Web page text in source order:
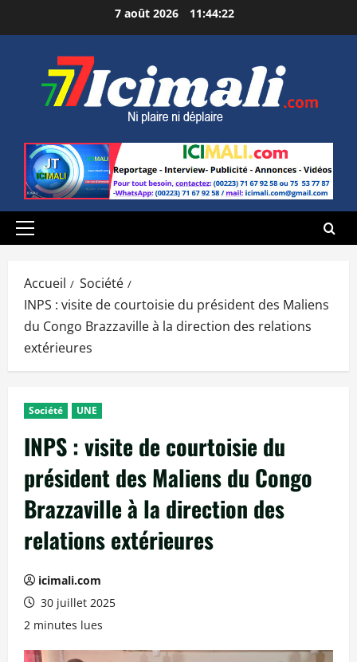
au
7 août 2026 11:44:23
Menu
Accueil
Société
INPS : visite de courtoisie du président des Maliens
du Congo Brazzaville à la direction des relations
extérieures
Société UNE
INPS : visite de courtoisie du
président des Maliens du Congo
Brazzaville à la direction des
relations extérieures
icimali.com
30 juillet 2025
2 minutes lues